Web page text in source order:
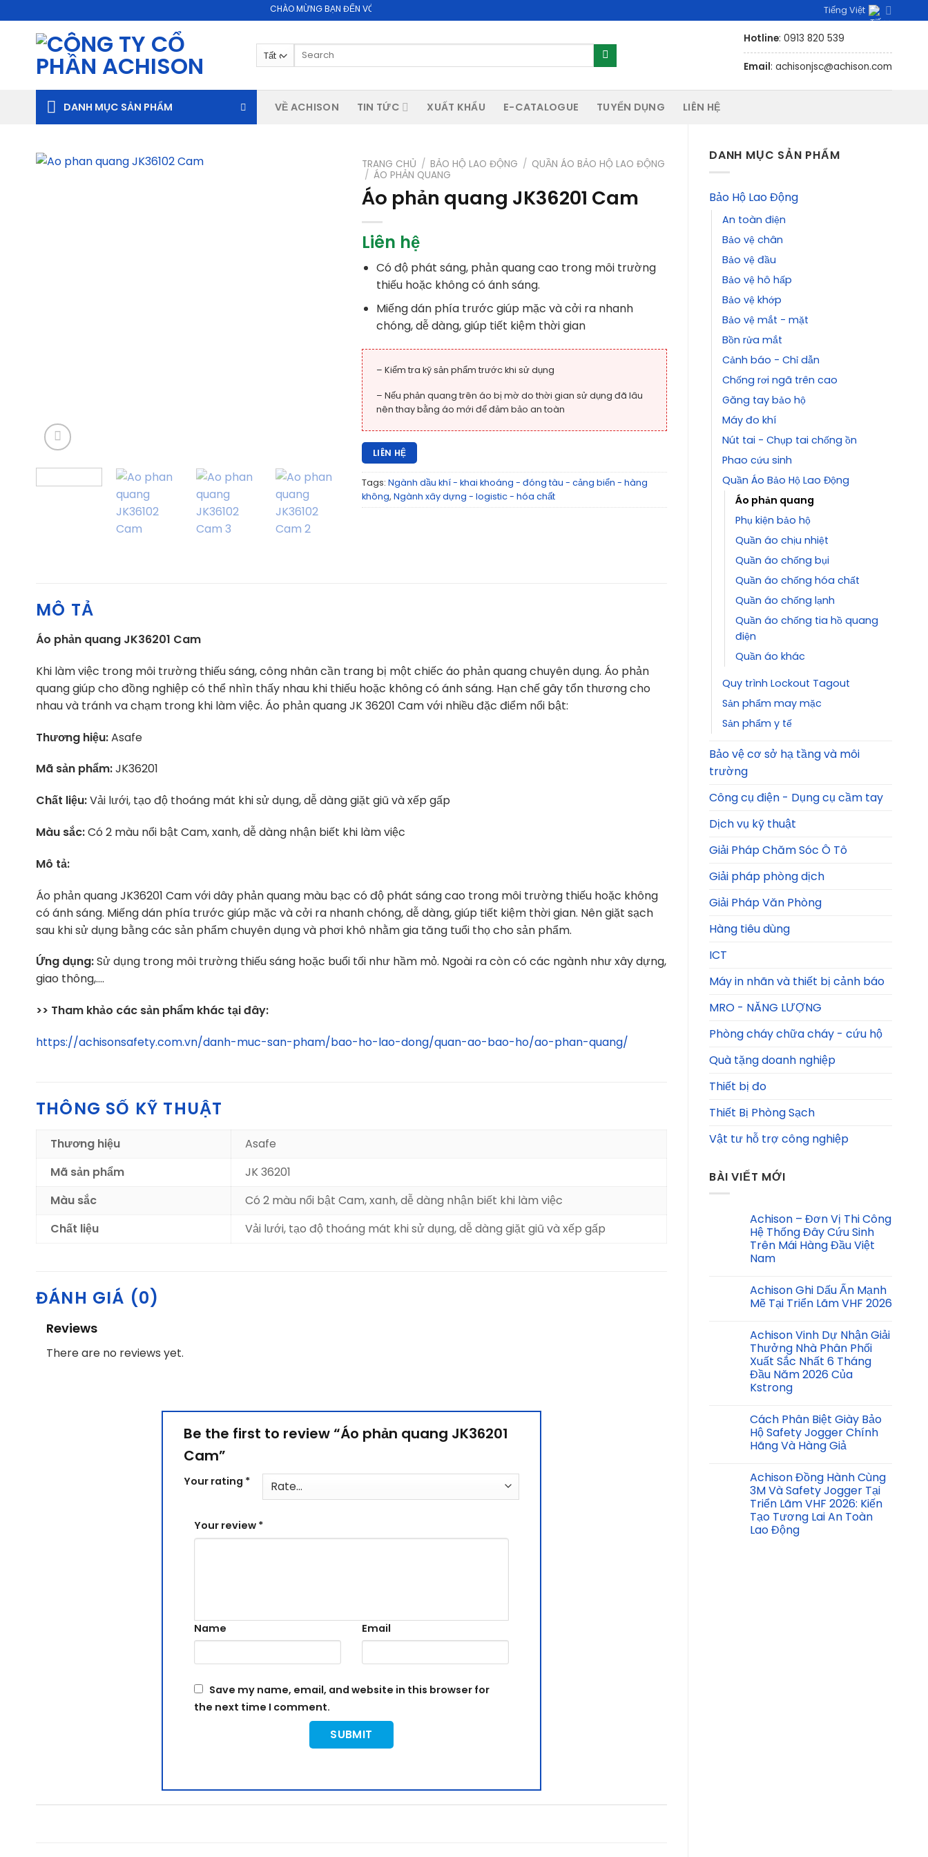
to
content
CHÀO MỪNG BẠN ĐẾN VỚI WEBSITE CHÍNH THỨC CỦA CÔNG TY CỔ PHẦN ACHISON Tiếng Việt
Search
Hotline: 0913 820 539
Email: achisonjsc@achison.com
DANH MỤC SẢN PHẨM VỀ ACHISON TIN TỨC XUẤT KHẨU E-CATALOGUE TUYỂN DỤNG LIÊN HỆ
DANH MỤC SẢN PHẨM
Bảo Hộ Lao Động
An toàn điện
Bảo vệ chân
Bảo vệ đầu
Bảo vệ hô hấp
Bảo vệ khớp
Bảo vệ mắt - mặt
Bồn rửa mắt
Cảnh báo - Chỉ dẫn
Chống rơi ngã trên cao
Găng tay bảo hộ
Máy đo khí
Nút tai - Chụp tai chống ồn
Phao cứu sinh
Quần Áo Bảo Hộ Lao Động
Áo phản quang
Phụ kiện bảo hộ
Quần áo chịu nhiệt
Quần áo chống bụi
Quần áo chống hóa chất
Quần áo chống lạnh
Quần áo chống tia hồ quang
điện
Quần áo khác
Quy trình Lockout Tagout
Sản phẩm may mặc
Sản phẩm y tế
Bảo vệ cơ sở hạ tầng và môi
trường
Công cụ điện - Dụng cụ cầm tay
Dịch vụ kỹ thuật
Giải Pháp Chăm Sóc Ô Tô
Giải pháp phòng dịch
Giải Pháp Văn Phòng
Hàng tiêu dùng
ICT
Máy in nhãn và thiết bị cảnh báo
MRO - NĂNG LƯỢNG
Phòng cháy chữa cháy - cứu hộ
Quà tặng doanh nghiệp
Thiết bị đo
Thiết Bị Phòng Sạch
Vật tư hỗ trợ công nghiệp
BÀI VIẾT MỚI
Achison – Đơn Vị Thi Công
Hệ Thống Đây Cứu Sinh
Trên Mái Hàng Đầu Việt
Nam
Achison Ghi Dấu Ấn Mạnh
Mẽ Tại Triển Lãm VHF 2026
Achison Vinh Dự Nhận Giải
Thưởng Nhà Phân Phối
Xuất Sắc Nhất 6 Tháng
Đầu Năm 2026 Của
Kstrong
Cách Phân Biệt Giày Bảo
Hộ Safety Jogger Chính
Hãng Và Hàng Giả
Achison Đồng Hành Cùng
3M Và Safety Jogger Tại
Triển Lãm VHF 2026: Kiến
Tạo Tương Lai An Toàn
Lao Động
TRANG CHỦ / BẢO HỘ LAO ĐỘNG / QUẦN ÁO BẢO HỘ LAO ĐỘNG
/ ÁO PHẢN QUANG
Áo phản quang JK36201 Cam
Liên hệ
Có độ phát sáng, phản quang cao trong môi trường
thiếu hoặc không có ánh sáng.
Miếng dán phía trước giúp mặc và cởi ra nhanh
chóng, dễ dàng, giúp tiết kiệm thời gian
– Kiểm tra kỹ sản phẩm trước khi sử dụng
– Nếu phản quang trên áo bị mờ do thời gian sử dụng đã lâu
nên thay bằng áo mới để đảm bảo an toàn
LIÊN HỆ
Tags: Ngành dầu khí - khai khoáng - đóng tàu - cảng biển - hàng
không, Ngành xây dựng - logistic - hóa chất
MÔ TẢ
Áo phản quang JK36201 Cam
Khi làm việc trong môi trường thiếu sáng, công nhân cần trang bị một chiếc áo phản quang chuyên dụng. Áo phản
quang giúp cho đồng nghiệp có thể nhìn thấy nhau khi thiếu hoặc không có ánh sáng. Hạn chế gây tổn thương cho
nhau và tránh va chạm trong khi làm việc. Áo phản quangJK 36201 Cam với nhiều đặc điểm nổi bật:
Thương hiệu:Asafe
Mã sản phẩm:JK36201
Chất liệu:Vải lưới, tạo độ thoáng mát khi sử dụng, dễ dàng giặt giũ và xếp gấp
Màu sắc:Có 2 màu nổi bật Cam, xanh, dễ dàng nhận biết khi làm việc
Mô tả:
Áo phản quang JK36201 Cam với dây phản quang màu bạc có độ phát sáng cao trong môi trường thiếu hoặc không
có ánh sáng. Miếng dán phía trước giúp mặc và cởi ra nhanh chóng, dễ dàng, giúp tiết kiệm thời gian. Nên giặt sạch
sau khi sử dụng bằng các sản phẩm chuyên dụng và phơi khô nhằm gia tăng tuổi thọ cho sản phẩm.
Ứng dụng:Sử dụng trong môi trường thiếu sáng hoặc buổi tối như hầm mỏ. Ngoài ra còn có các ngành như xây dựng,
giao thông,….
>> Tham khảo các sản phẩm khác tại đây:
https://achisonsafety.com.vn/danh-muc-san-pham/bao-ho-lao-dong/quan-ao-bao-ho/ao-phan-quang/
THÔNG SỐ KỸ THUẬT
Thương hiệu
Asafe
Mã sản phẩm
JK 36201
Màu sắc
Có 2 màu nổi bật Cam, xanh, dễ dàng nhận biết khi làm việc
Chất liệu
Vải lưới, tạo độ thoáng mát khi sử dụng, dễ dàng giặt giũ và xếp gấp
ĐÁNH GIÁ (0)
Reviews
There are no reviews yet.
Be the first to review “Áo phản quang JK36201
Cam”
Your rating *
Your review *
Name Email
Save my name, email, and website in this browser for
the next time I comment.